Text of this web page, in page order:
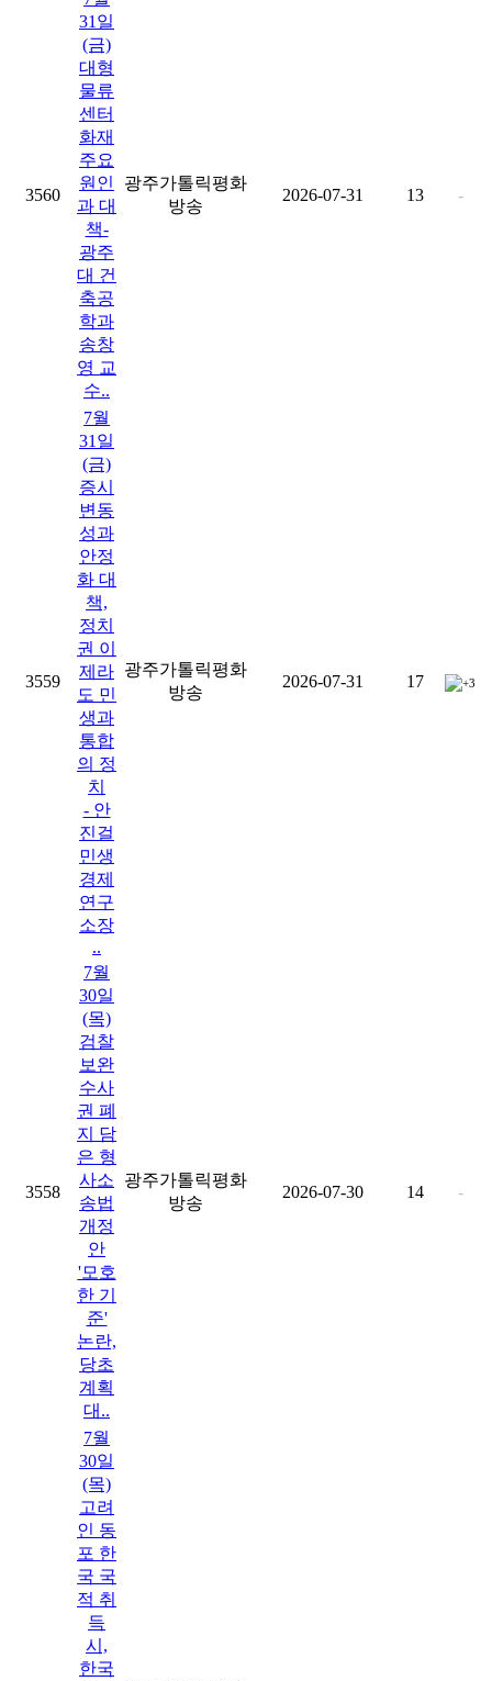
3560
31일
(금)
대형
물류
센터
화재
주요
원인
과 대
책-
광주
대 건
축공
학과
송창
영 교
수..
광주가톨릭평화
방송
2026-07-31 13 -
3559
7월
31일
(금)
증시
변동
성과
안정
화 대
책,
정치
권 이
제라
도 민
생과
통합
의 정
치
- 안
진걸
민생
경제
연구
소장
..
광주가톨릭평화
방송
2026-07-31 17 +3
3558
7월
30일
(목)
검찰
보완
수사
권 폐
지 담
은 형
사소
송법
개정
안
'모호
한 기
준'
논란,
당초
계획
대..
광주가톨릭평화
방송
2026-07-30 14 -
7월
30일
(목)
고려
인 동
포 한
국 국
적 취
득
시,
한국